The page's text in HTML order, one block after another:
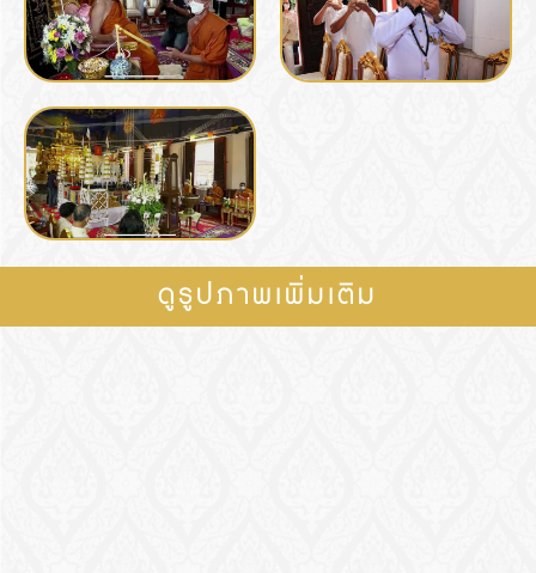
ดูรูปภาพเพิ่มเติม